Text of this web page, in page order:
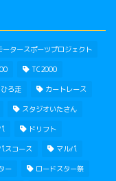
ータースポーツプロジェクト
TC2000
ひろ走 カートレース
スタジオいたさん
ドリフト
スコース マルパ
ー ロードスター祭